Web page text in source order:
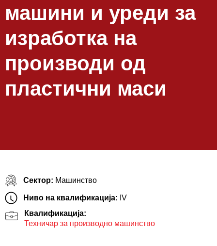
машини и уреди за
изработка на
производи од
пластични маси
Сектор: Машинство
Ниво на квалификација: IV
Квалификација:
Техничар за производно машинство